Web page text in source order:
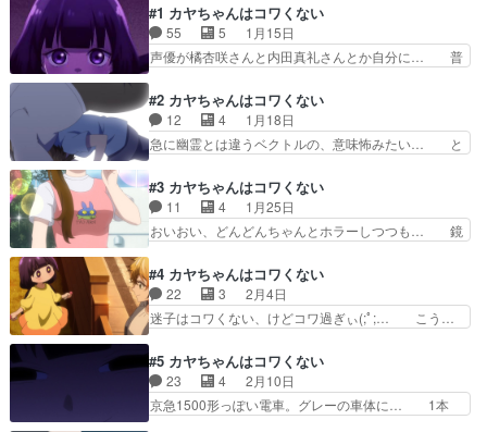
┈┈┈┈┈┈┈┈┈┈┈┈┈┈ 最終話に… 胎
児を作るための鍵はへその緒。呪い殺した… ホラ
ー×妊娠ってろくでもない話にしかなら… この作
品のタイトルに「コワくない」って在… うーん、
これは戒社家のしきたりが悪い。カ… カヤちゃん
可愛いよカヤちゃん(*^^*)…
#1 カヤちゃんはコワくない
55 5
1月15日
声優が橘杏咲さんと内田真礼さんとか自分に… 普
いいないばあっの小冊子を今週末配布し… なにこ
のアニメおもしろそう！OPは平成感… 今期は
ぬ〜べ〜もあるし、オカルトバトル物… 幼稚園に
通うカヤちゃんは問題児とされてい… お化けを物
くう悪霊をワンパンで駆除する… ホラー作品が苦
手な私には十分に怖ぇよw(… 百合太郎原作、博
史池畠監督、村越繁構成、…
#2 カヤちゃんはコワくない
12 4
1月18日
急に幽霊とは違うベクトルの、意味怖みたい… と
いおじさんキャラ出てきて最高だ。夜に… なんな
んだ、この不審者。オカルトライター… お散歩コ
ースの民家の２階から覗いてたのは… 普通にAパ
ート怖かったな。幽霊かと思いき… 窓から覗きこ
者おじさんの演技上手すぎて… 前回も「ダークギ
ャザリング」との類似点に… 初回ではワンパン除
霊物のイメージだったが…
#3 カヤちゃんはコワくない
11 4
1月25日
おいおい、どんどんちゃんとホラーしつつも… 鏡
に入れ替わるよりも深い怖さ…人間関係… 鏡の話
続き気になる モブオおじさんの回想… 園児が怖
いと言って黒いクレヨンで塗りつぶ… メロ先生、
あかん奴。とっかえられた、その… Aパート、数
安全確保したうえで飛び込む… ここでも抱きかか
え！今期は上に担いだり！… 飾り気のない画と
淡々とした演出で変に怖が…
#4 カヤちゃんはコワくない
22 3
2月4日
迷子はコワくない、けどコワ過ぎぃ(;ﾟ;… こう…
てくるヤバいお化け、後… やはりカヤちゃんの母
の話は気になりますね… 普通に怖すぎるでしょこ
の作品下手すればト… 縄跳びしてるカヤちゃんか
わいい カヤちゃ… お腹の中の子に取り憑くって
#5 カヤちゃんはコワくない
23 4
2月10日
京急1500形っぽい電車。グレーの車体に… 1本